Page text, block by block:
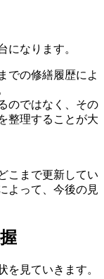
になります。
での修繕履歴によ
のではなく、その
整理することが大
こまで更新してい
よって、今後の見
を見ていきます。